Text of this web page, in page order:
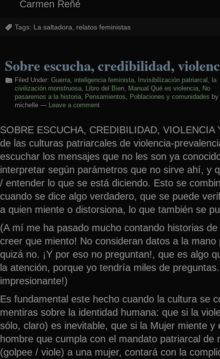
Carmen Reñé
Tags: La saltadora relatos feministas
Sobre escucha, credibilidad,
Filed Under: Guerra, inteligencia feminista, Invisibilización patriarcal , la
civilización monstruosa, Libro del Bien, Manual Qué es violencia, No
pasaremos a la historia, Pensamientos, Poblaciones y comunidades by
michelle — Leave a comment
SOBRE ESCUCHA, CREDIBILIDAD, VIOLENCIA
de las culturas patriarcales de violencia-
escuchar los mensajes que no les son ya
interpretar según parámetros que no sirve ahí, y
/ entender lo que se está diciendo. Esto se
cuando se dice algo verdadero, que se puede
a quien miente o distorsiona, lo que también se
(A mí me ha pasado mucho contando historias de
creer que miento! No consideran datos a la mano
quizá no. ¡Y por eso no preguntan!, que es algo
la atención, porque yo tendría miles de
impresionante!)
Es fundamental este hecho cuando la cultura se
mentiras sobre la identidad humana: que si la
sólo, claro) es inevitable, que si la Mujer miente
hombre que cumpla con el mandato patriarcal de
(golpee / viole) a una mujer, contará con la